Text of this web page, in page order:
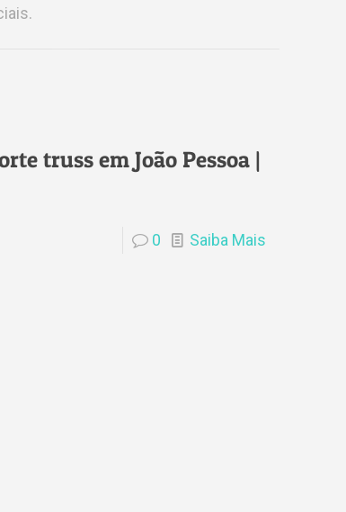
truss em João Pessoa |
0 Saiba Mais